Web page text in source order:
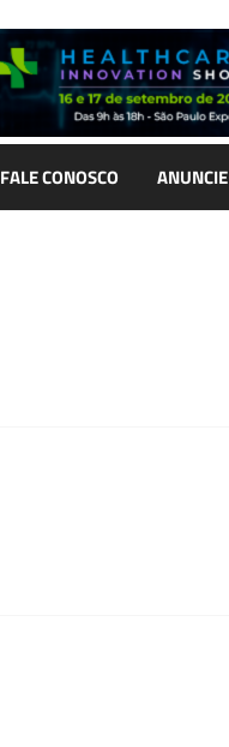
FALE CONOSCO ANUNCIE